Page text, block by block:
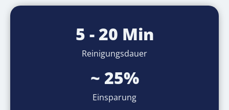
5 - 20 Min
Reinigungsdauer
~ 25%
Einsparung